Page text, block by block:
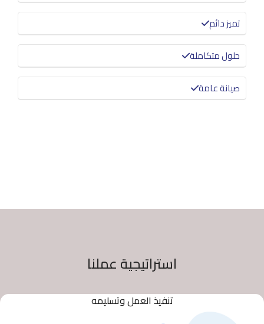
تميز دائم
حلول متكاملة
صيانة عامة
استراتيجية عملنا
تنفيذ العمل وتسليمه